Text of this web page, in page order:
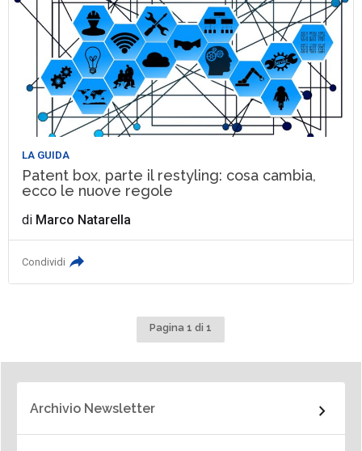
LA GUIDA
Patent box, parte il restyling: cosa cambia,
ecco le nuove regole
di Marco Natarella
Condividi
Pagina 1 di 1
Archivio Newsletter